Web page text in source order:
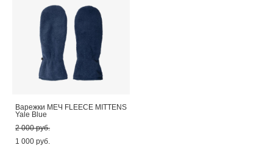
Варежки МЕЧ FLEECE MITTENS
Yale Blue
2 000 pуб.
1 000 pуб.